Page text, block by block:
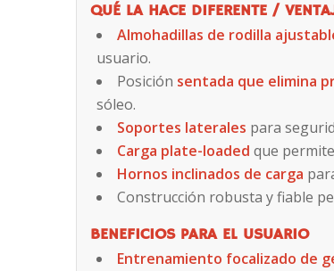
QUÉ LA HACE DIFERENTE /
Almohadillas de rodilla
usuario.
Posición sentada que elimina
sóleo.
Soportes laterales para
Carga plate-loaded que
Hornos inclinados de carga
Construcción robusta y fiable
BENEFICIOS PARA EL USUARIO
Entrenamiento focalizado de